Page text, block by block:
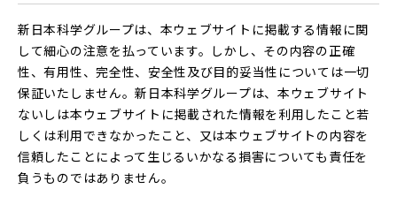
新日本科学グループは、本ウェブサイトに掲載する情報に関
して細心の注意を払っています。しかし、その内容の正確
性、有用性、完全性、安全性及び目的妥当性については一切
保証いたしません。新日本科学グループは、本ウェブサイト
ないしは本ウェブサイトに掲載された情報を利用したこと若
しくは利用できなかったこと、又は本ウェブサイトの内容を
信頼したことによって生じるいかなる損害についても責任を
負うものではありません。